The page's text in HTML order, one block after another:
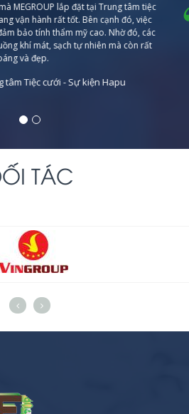
mà MEGROUP lắp đặt tại Trung tâm tiệc
vận hành rất tốt. Bên cạnh đó, việc
đảm bảo tính thẩm mỹ cao. Nhờ đó, các
khí mát, sạch tự nhiên mà còn rất
thoáng và đẹp.
tâm Tiệc cưới - Sự kiện Hapu
TÁC